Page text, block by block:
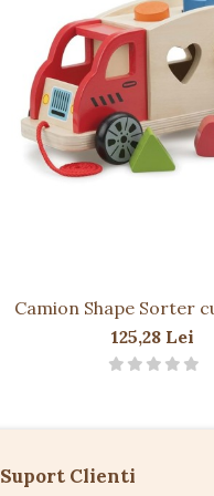
Camion Shape Sorter
125,28 Lei
Suport Clienti